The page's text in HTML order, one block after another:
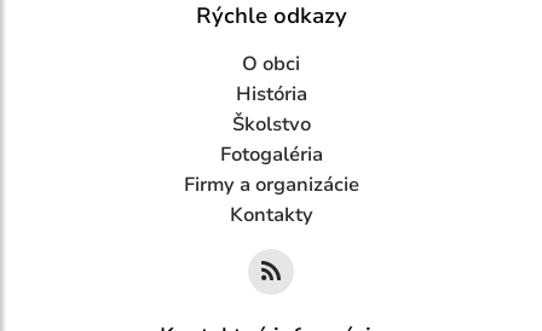
Rýchle odkazy
O obci
História
Školstvo
Fotogaléria
Firmy a organizácie
Kontakty